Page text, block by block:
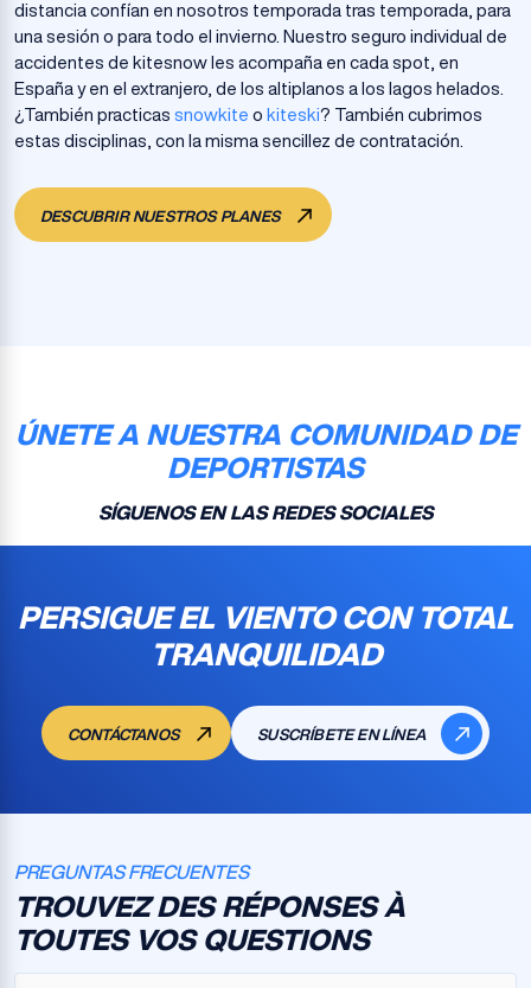
distancia confían en nosotros temporada tras temporada, para
una sesión o para todo el invierno. Nuestro seguro individual de
accidentes de kitesnow les acompaña en cada spot, en
España y en el extranjero, de los altiplanos a los lagos helados.
¿También practicas snowkite o kiteski? También cubrimos
estas disciplinas, con la misma sencillez de contratación.
DESCUBRIR NUESTROS PLANES
ÚNETE A NUESTRA COMUNIDAD DE
DEPORTISTAS
SÍGUENOS EN LAS REDES SOCIALES
PERSIGUE EL VIENTO CON TOTAL
TRANQUILIDAD
CONTÁCTANOS SUSCRÍBETE EN LÍNEA
PREGUNTAS FRECUENTES
TROUVEZ DES RÉPONSES À
TOUTES VOS QUESTIONS